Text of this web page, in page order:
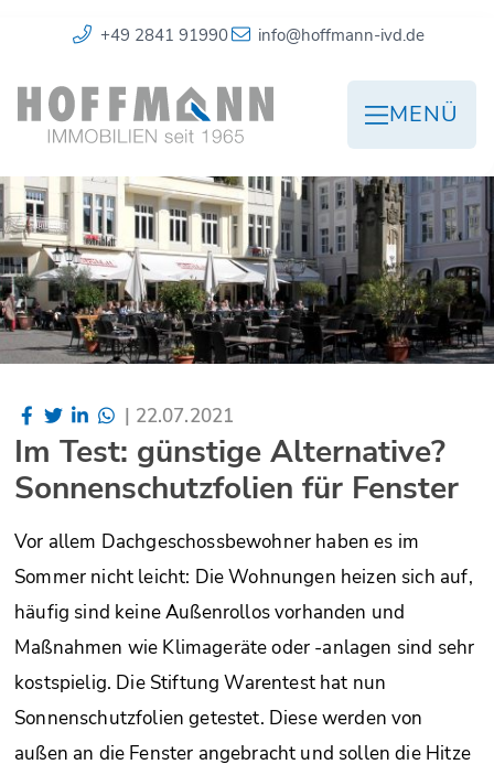
+49 2841 91990 info@hoffmann-ivd.de
MENÜ
| 22.07.2021
Im Test: günstige Alternative?
Sonnenschutzfolien für Fenster
Vor allem Dachgeschossbewohner haben es im
Sommer nicht leicht: Die Wohnungen heizen sich auf,
häufig sind keine Außenrollos vorhanden und
Maßnahmen wie Klimageräte oder -anlagen sind sehr
kostspielig. Die Stiftung Warentest hat nun
Sonnenschutzfolien getestet. Diese werden von
außen an die Fenster angebracht und sollen die Hitze